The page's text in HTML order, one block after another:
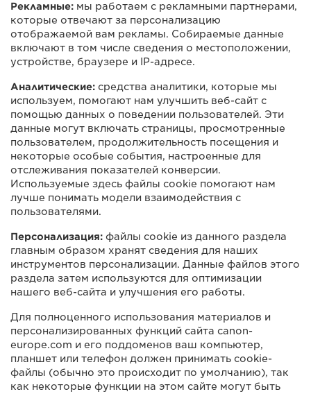
Рекламные: мы работаем с рекламными партнерами,
которые отвечают за персонализацию
отображаемой вам рекламы. Собираемые данные
включают в том числе сведения о местоположении,
устройстве, браузере и IP-адресе.
Аналитические: средства аналитики, которые мы
используем, помогают нам улучшить веб-сайт с
помощью данных о поведении пользователей. Эти
данные могут включать страницы, просмотренные
пользователем, продолжительность посещения и
некоторые особые события, настроенные для
отслеживания показателей конверсии.
Используемые здесь файлы cookie помогают нам
лучше понимать модели взаимодействия с
пользователями.
Персонализация: файлы cookie из данного раздела
главным образом хранят сведения для наших
инструментов персонализации. Данные файлов этого
раздела затем используются для оптимизации
нашего веб-сайта и улучшения его работы.
Для полноценного использования материалов и
персонализированных функций сайта canon-
europe.com и его поддоменов ваш компьютер,
планшет или телефон должен принимать cookie-
файлы (обычно это происходит по умолчанию), так
как некоторые функции на этом сайте могут быть